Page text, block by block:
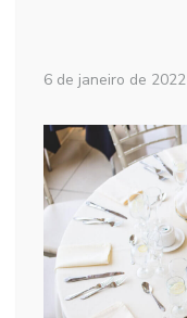
6 de janeiro de 2022